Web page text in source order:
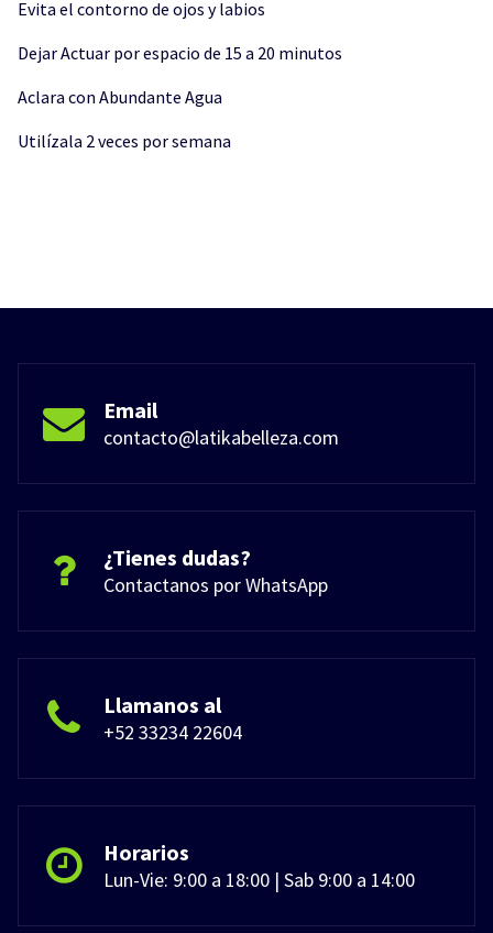
Evita el contorno de ojos y labios
Dejar Actuar por espacio de 15 a 20 minutos
Aclara con Abundante Agua
Utilízala 2 veces por semana
Email
contacto@latikabelleza.com
¿Tienes dudas?
Contactanos por WhatsApp
Llamanos al
+52 33234 22604
Horarios
Lun-Vie: 9:00 a 18:00 | Sab 9:00 a 14:00